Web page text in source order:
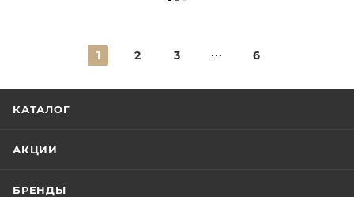
1 2 3 6
КАТАЛОГ
АКЦИИ
БРЕНДЫ